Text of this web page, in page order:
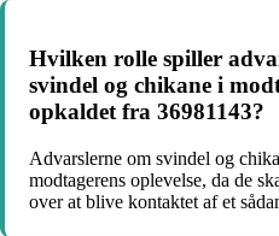
Hvilken rolle spiller
svindel og chikane i
opkaldet fra 36981143?
Advarslerne om svindel og
modtagerens oplevelse, da de
over at blive kontaktet af et